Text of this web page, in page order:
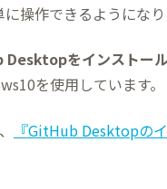
操作できるようになり
をインストー
を使用しています。
『GitHub Desktopの